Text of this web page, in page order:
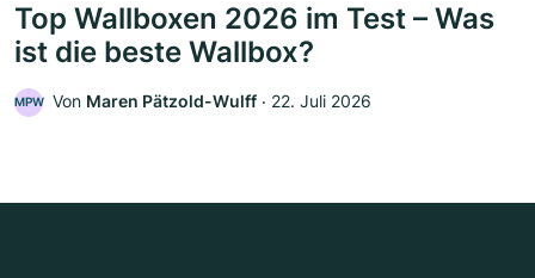
Top Wallboxen 2026 im Test – Was
ist die beste Wallbox?
MPW Von Maren Pätzold-Wulff ‧ 22. Juli 2026